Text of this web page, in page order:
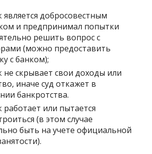
добросовестным
и предпринимал попытки
решить вопрос с
(можно предоставить
с банком);
не скрывает свои доходы или
иначе суд откажет в
банкротства.
или пытается
(в этом случае
быть на учете официальной